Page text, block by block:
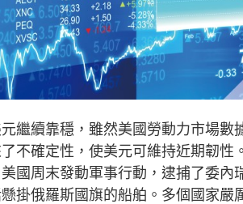
續靠穩，雖然美國勞動力市場數
不確定性，使美元可維持近期韌性
國周末發動軍事行動，逮捕了委
掛俄羅斯國旗的船舶。多個國家